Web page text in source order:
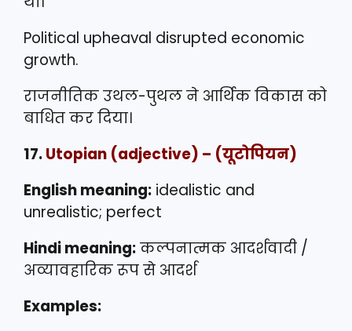
Political upheaval disrupted economic
growth.
राजनीतिक उथल-पुथल ने आर्थिक विकास को
बाधित कर दिया।
17.Utopian (adjective) – (यूटोपियन)
English meaning: idealistic and
unrealistic; perfect
Hindi meaning:कल्पनात्मक आदर्शवादी /
अव्यावहारिक रूप से आदर्श
Examples: